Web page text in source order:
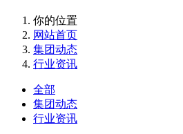
你的位置
网站首页
集团动态
行业资讯
全部
集团动态
行业资讯